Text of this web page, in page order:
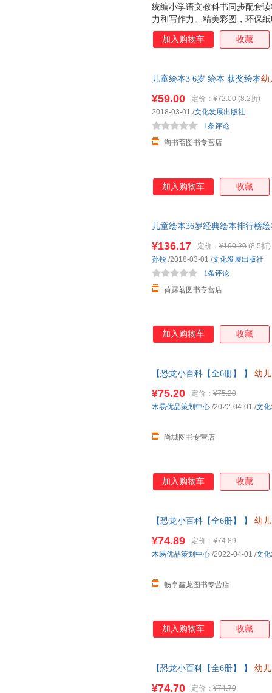
统编小学语文教科书同步配套
力和写作力。精美彩图，环保
加入购物车 收藏
儿童绘本3 6岁 绘本 获奖绘本幼
¥59.00 定价： ¥72.00 (8.2折)
淘书斋图书专营店
1条评论
2018-03-01 /文化发展出版社
加入购物车 收藏
儿童绘本36岁经典绘本排行榜
¥136.17 定价： ¥160.20 (8.5折)
荷露茗图书专营店
1条评论
孙锐 /2018-03-01 /文化发展出版社
加入购物车 收藏
【恐龙小百科【全6册】 】 幼
客服
¥75.20 定价： ¥75.20
尚城图书专营店
木易优品策划中心 /2022-04-01 /文
加入购物车 收藏
【恐龙小百科【全6册】 】 幼
当客服
¥74.89 定价： ¥74.89
畅享鑫龙图书专营店
木易优品策划中心 /2022-04-01 /文
加入购物车 收藏
【恐龙小百科【全6册】 】 幼
¥74.70 定价： ¥74.70